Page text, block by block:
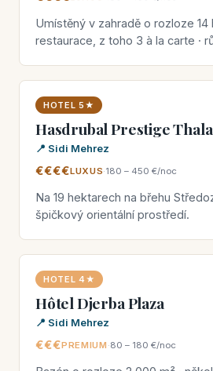
Umístěný v zahradě o rozloze 14
restaurace, z toho 3 à la carte ·
HOTEL 5★
Hasdrubal Prestige
📍 Sidi Mehrez
€€€€LUXUS·180 – 450 €/noc
Na 19 hektarech na břehu
špičkový orientální prostředí.
HOTEL 4★
Hôtel Djerba Plaza
📍 Sidi Mehrez
€€€PREMIUM ·80 – 180 €/noc